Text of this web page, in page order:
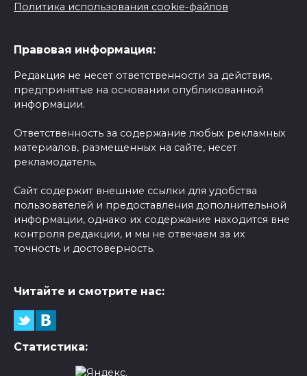
Политика использования cookie-файлов
Правовая информация:
Редакция не несет ответственности за действия,
предпринятые на основании опубликованной
информации.
Ответственность за содержание любых рекламных
материалов, размещенных на сайте, несет
рекламодатель.
Сайт содержит внешние ссылки для удобства
пользователей и предоставления дополнительной
информации, однако их содержание находится вне
контроля редакции, и мы не отвечаем за их
точность и достоверность.
Читайте и смотрите нас:
Статистика: